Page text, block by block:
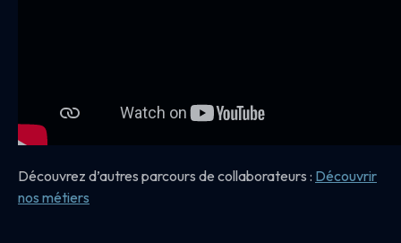
Découvrez d’autres parcours de collaborateurs : Découvrir
nos métiers